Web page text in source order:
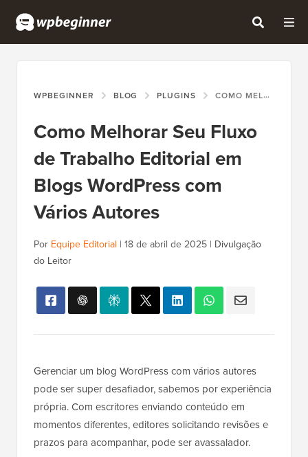
WPBEGINNER BLOG PLUGINS COMO MELHORAR SEU FLUXO DE TRABALHO EDITORIAL EM BLOGS WORDPRESS COM VÁRIOS AUTORES
Como Melhorar Seu Fluxo
de Trabalho Editorial em
Blogs WordPress com
Vários Autores
Por Equipe Editorial | 18 de abril de 2025 | Divulgação
do Leitor
Gerenciar um blog WordPress com vários autores
pode ser super desafiador, sabemos por experiência
própria. Com escritores enviando conteúdo em
momentos diferentes, editores solicitando revisões e
prazos para acompanhar, pode ser avassalador.